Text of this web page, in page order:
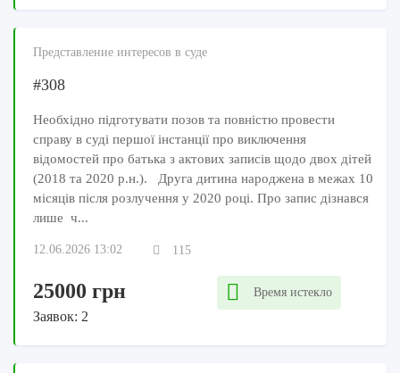
Представление интересов в суде
#308
Необхідно підготувати позов та повністю провести
справу в суді першої інстанції про виключення
відомостей про батька з актових записів щодо двох дітей
(2018 та 2020 р.н.). Друга дитина народжена в межах 10
місяців після розлучення у 2020 році. Про запис дізнався
лише ч...
12.06.2026 13:02 115
25000 грн
Заявок: 2
Время истекло